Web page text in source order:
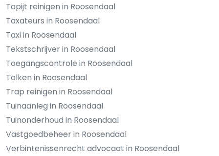
Tapijt reinigen in Roosendaal
Taxateurs in Roosendaal
Taxi in Roosendaal
Tekstschrijver in Roosendaal
Toegangscontrole in Roosendaal
Tolken in Roosendaal
Trap reinigen in Roosendaal
Tuinaanleg in Roosendaal
Tuinonderhoud in Roosendaal
Vastgoedbeheer in Roosendaal
Verbintenissenrecht advocaat in Roosendaal